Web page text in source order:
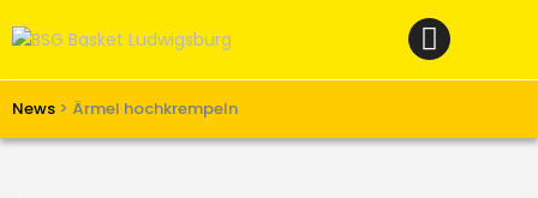
News > Ärmel hochkrempeln
Verein